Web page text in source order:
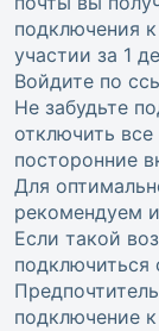
подключения
участии за 1
Войдите по
Не забудьте
отключить
посторонние
Для
рекомендуем
Если такой
подключиться
подключение